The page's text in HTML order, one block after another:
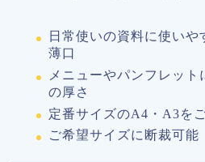
日常使いの資料に使い
薄口
メニューやパンフレッ
の厚さ
定番サイズのA4・A3を
ご希望サイズに断裁可能